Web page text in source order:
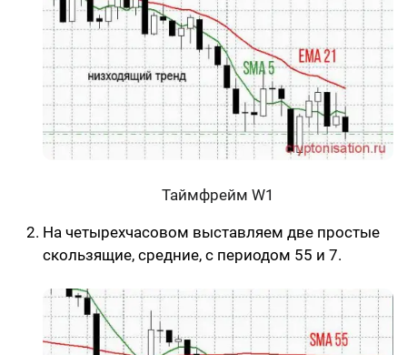
Таймфрейм W1
На четырехчасовом выставляем две простые
скользящие, средние, с периодом 55 и 7.